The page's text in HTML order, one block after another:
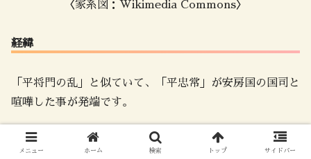
〈家系図：Wikimedia Commons〉
経緯
「平将門の乱」と似ていて、「平忠常」が安房国の国司と
喧嘩した事が発端です。
メニュー ホーム 検索 トップ サイドバー